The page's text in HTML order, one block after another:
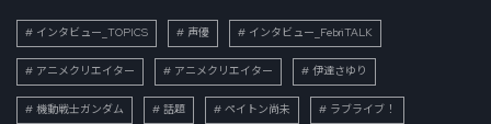
インタビュー_TOPICS 声優 インタビュー_FebriTALK
アニメクリエイター アニメクリエイター 伊達さゆり
機動戦士ガンダム 話題 ペイトン尚未 ラブライブ！